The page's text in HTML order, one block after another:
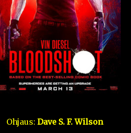
Ohjaus: Dave S. F. Wilson